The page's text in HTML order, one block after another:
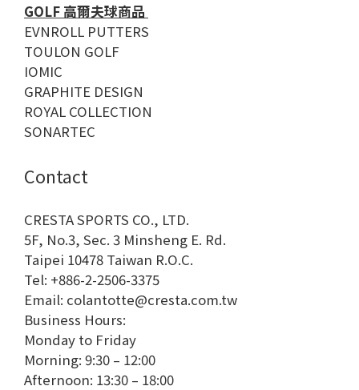
GOLF 高爾夫球商品
EVNROLL PUTTERS
TOULON GOLF
IOMIC
GRAPHITE DESIGN
ROYAL COLLECTION
SONARTEC
Contact
CRESTA SPORTS CO., LTD.
5F, No.3, Sec. 3 Minsheng E. Rd.
Taipei 10478 Taiwan R.O.C.
Tel: +886-2-2506-3375
Email: colantotte@cresta.com.tw
Business Hours:
Monday to Friday
Morning: 9:30 – 12:00
Afternoon: 13:30 – 18:00